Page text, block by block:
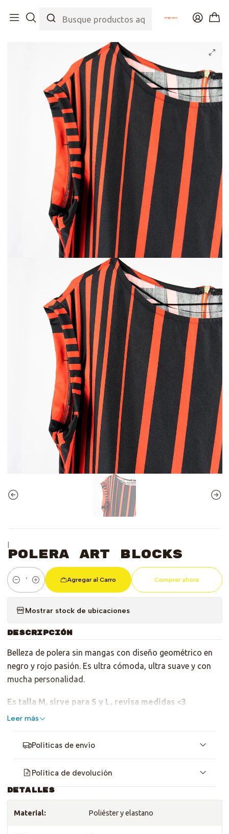
|
Polera Art Blocks
Cantidad
Agregar al Carro Comprar ahora
Mostrar stock de ubicaciones
DESCRIPCIÓN
Belleza de polera sin mangas con diseño geométrico en
negro y rojo pasión. Es ultra cómoda, ultra suave y con
mucha personalidad.
Es talla M, sirve para S y L, revisa medidas <3
Leer más
Políticas de envío
Política de devolución
DETALLES
Material: Poliéster y elastano